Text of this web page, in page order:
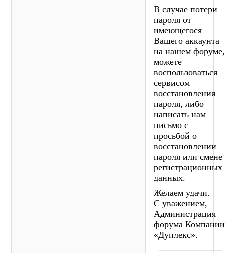
В случае потери
пароля от
имеющегося
Вашего аккаунта
на нашем форуме,
можете
воспользоваться
сервисом
восстановления
пароля, либо
написать нам
письмо с
просьбой о
восстановлении
пароля или смене
регистрационных
данных.
Желаем удачи.
С уважением,
Администрация
форума Компании
«Дуплекс».